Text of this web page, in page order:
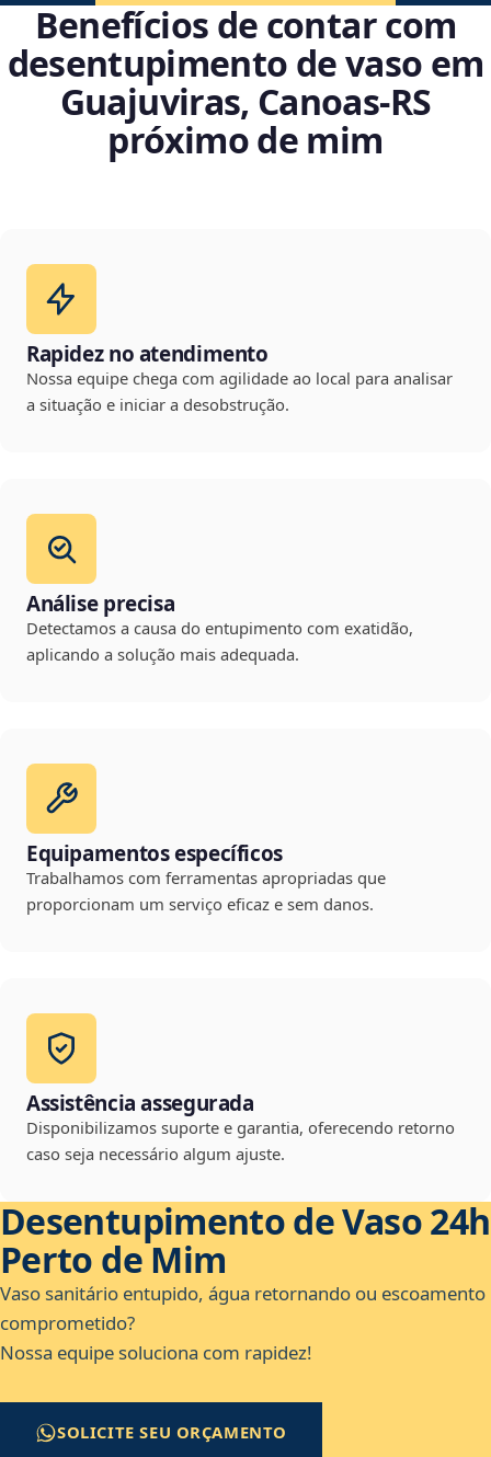
Benefícios de contar com
desentupimento de vaso em
Guajuviras, Canoas‑RS
próximo de mim
Rapidez no atendimento
Nossa equipe chega com agilidade ao local para analisar
a situação e iniciar a desobstrução.
Análise precisa
Detectamos a causa do entupimento com exatidão,
aplicando a solução mais adequada.
Equipamentos específicos
Trabalhamos com ferramentas apropriadas que
proporcionam um serviço eficaz e sem danos.
Assistência assegurada
Disponibilizamos suporte e garantia, oferecendo retorno
caso seja necessário algum ajuste.
Desentupimento de Vaso 24h
Perto de Mim
Vaso sanitário entupido, água retornando ou escoamento
comprometido?
Nossa equipe soluciona com rapidez!
SOLICITE SEU ORÇAMENTO